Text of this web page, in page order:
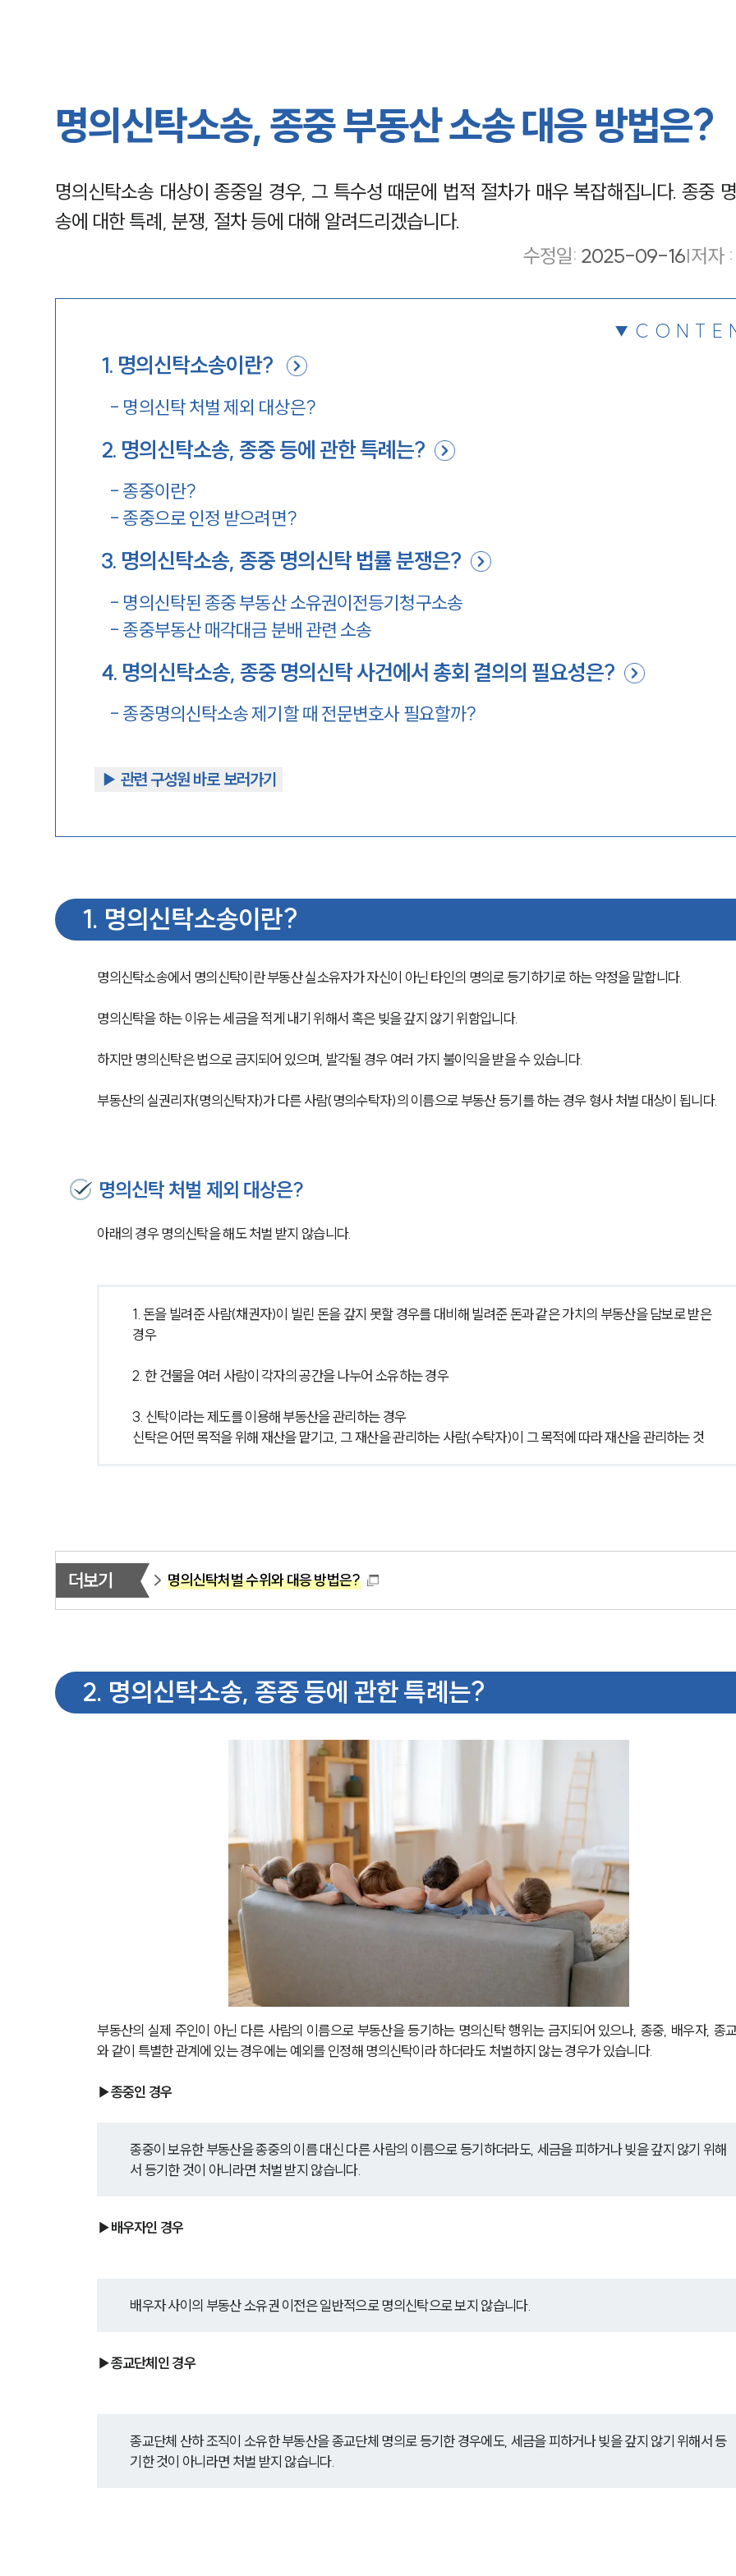
명의신탁소송, 종중 부동산 소송 대응 방법은?
명의신탁소송 대상이 종중일 경우, 그 특수성 때문에 법적 절차가 매우 복잡해집니다. 종중
송에 대한 특례, 분쟁, 절차 등에 대해 알려드리겠습니다.
수정일: 2025-09-16|저자 :
1. 명의신탁소송이란?
- 명의신탁 처벌 제외 대상은?
2. 명의신탁소송, 종중 등에 관한 특례는?
- 종중이란?
- 종중으로 인정 받으려면?
3. 명의신탁소송, 종중 명의신탁 법률 분쟁은?
- 명의신탁된 종중 부동산 소유권이전등기청구소송
- 종중부동산 매각대금 분배 관련 소송
4. 명의신탁소송, 종중 명의신탁 사건에서 총회 결의의 필요성은?
- 종중명의신탁소송 제기할 때 전문변호사 필요할까?
▶︎ 관련 구성원 바로 보러가기
1. 명의신탁소송이란?
명의신탁소송에서 명의신탁이란 부동산 실소유자가 자신이 아닌 타인의 명의로 등기하기로 하는 약정을 말합니다.
명의신탁을 하는 이유는 세금을 적게 내기 위해서 혹은 빚을 갚지 않기 위함입니다.
하지만 명의신탁은 법으로 금지되어 있으며, 발각될 경우 여러 가지 불이익을 받을 수 있습니다.
부동산의 실권리자(명의신탁자)가 다른 사람(명의수탁자)의 이름으로 부동산 등기를 하는 경우 형사 처벌 대상이 됩니다.
명의신탁 처벌 제외 대상은?
아래의 경우 명의신탁을 해도 처벌 받지 않습니다.
1. 돈을 빌려준 사람(채권자)이 빌린 돈을 갚지 못할 경우를 대비해 빌려준 돈과 같은 가치의 부동산을 담보로 받은
경우
2. 한 건물을 여러 사람이 각자의 공간을 나누어 소유하는 경우
3. 신탁이라는 제도를 이용해 부동산을 관리하는 경우
신탁은 어떤 목적을 위해 재산을 맡기고, 그 재산을 관리하는 사람(수탁자)이 그 목적에 따라 재산을 관리하는 것
더보기 명의신탁처벌 수위와 대응 방법은?
2. 명의신탁소송, 종중 등에 관한 특례는?
부동산의 실제 주인이 아닌 다른 사람의 이름으로 부동산을 등기하는 명의신탁 행위는 금지되어 있으나, 종중, 배우자, 종
와 같이 특별한 관계에 있는 경우에는 예외를 인정해 명의신탁이라 하더라도 처벌하지 않는 경우가 있습니다.
▶종중인 경우
종중이 보유한 부동산을 종중의 이름 대신 다른 사람의 이름으로 등기하더라도, 세금을 피하거나 빚을 갚지 않기 위해
서 등기한 것이 아니라면 처벌 받지 않습니다.
▶배우자인 경우
배우자 사이의 부동산 소유권 이전은 일반적으로 명의신탁으로 보지 않습니다.
▶종교단체인 경우
종교단체 산하 조직이 소유한 부동산을 종교단체 명의로 등기한 경우에도, 세금을 피하거나 빚을 갚지 않기 위해서 등
기한 것이 아니라면 처벌 받지 않습니다.